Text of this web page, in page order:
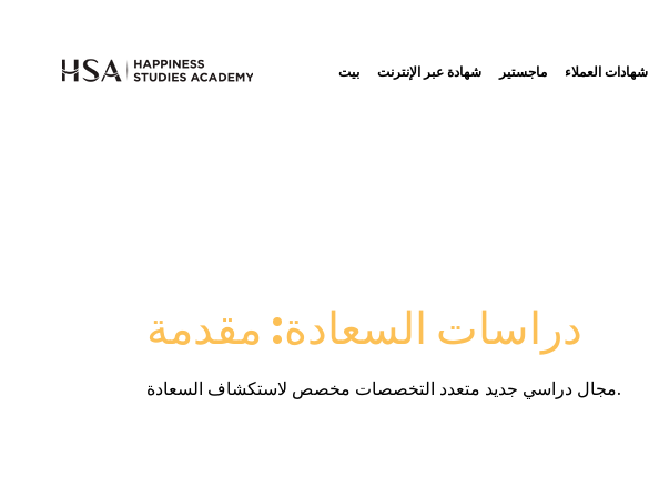
بيت شهادة عبر الإنترنت ماجستير شهادات العملاء
دراسات السعادة: مقدمة
مجال دراسي جديد متعدد التخصصات مخصص لاستكشاف السعادة.